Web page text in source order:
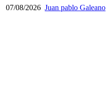
07/08/2026 Juan pablo Galeano